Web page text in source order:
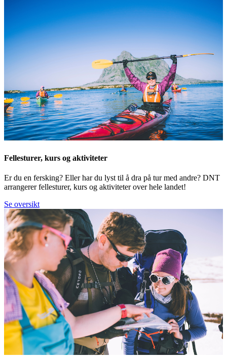
Fellesturer, kurs og aktiviteter
Er du en fersking? Eller har du lyst til å dra på tur med andre? DNT
arrangerer fellesturer, kurs og aktiviteter over hele landet!
Se oversikt